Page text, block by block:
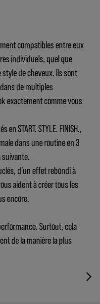
compatibles entre eux
individuels, quel que
de cheveux. Ils sont
de multiples
exactement comme vous
START. STYLE. FINISH.,
dans une routine en 3
suivante.
d’un effet rebondi à
aident à créer tous les
encore.
Surtout, cela
de la manière la plus